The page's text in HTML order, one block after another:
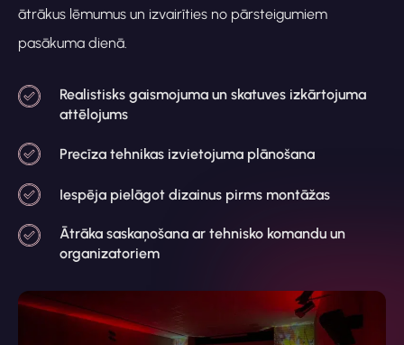
ātrākus lēmumus un izvairīties no pārsteigumiem
pasākuma dienā.
Realistisks gaismojuma un skatuves izkārtojuma
attēlojums
Precīza tehnikas izvietojuma plānošana
Iespēja pielāgot dizainus pirms montāžas
Ātrāka saskaņošana ar tehnisko komandu un
organizatoriem